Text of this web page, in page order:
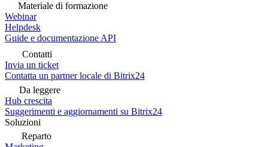
Materiale di formazione
Webinar
Helpdesk
Guide e documentazione API
Contatti
Invia un ticket
Contatta un partner locale di Bitrix24
Da leggere
Hub crescita
Suggerimenti e aggiornamenti su Bitrix24
Soluzioni
Reparto